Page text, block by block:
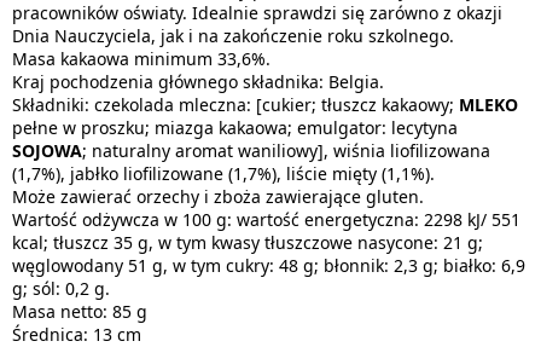
pracowników oświaty. Idealnie sprawdzi się zarówno z okazji
Dnia Nauczyciela, jak i na zakończenie roku szkolnego.
Masa kakaowa minimum 33,6%.
Kraj pochodzenia głównego składnika: Belgia.
Składniki: czekolada mleczna: [cukier; tłuszcz kakaowy; MLEKO
pełne w proszku; miazga kakaowa; emulgator: lecytyna
SOJOWA; naturalny aromat waniliowy], wiśnia liofilizowana
(1,7%), jabłko liofilizowane (1,7%), liście mięty (1,1%).
Może zawierać orzechy i zboża zawierające gluten.
Wartość odżywcza w 100 g: wartość energetyczna: 2298 kJ/ 551
kcal; tłuszcz 35 g, w tym kwasy tłuszczowe nasycone: 21 g;
węglowodany 51 g, w tym cukry: 48 g; błonnik: 2,3 g; białko: 6,9
g; sól: 0,2 g.
Masa netto: 85 g
Średnica: 13 cm